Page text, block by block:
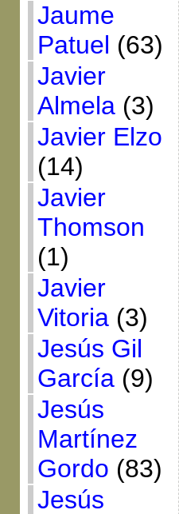
Jaume
Patuel (63)
Javier
Almela(3)
Javier Elzo
(14)
Javier
Thomson
(1)
Javier
Vitoria(3)
Jesús Gil
García(9)
Jesús
Martínez
Gordo (83)
Jesús